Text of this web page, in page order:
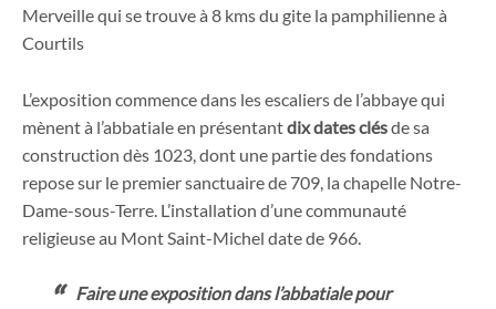
Merveille qui se trouve à 8 kms du gite la pamphilienne à
Courtils
L’exposition commence dans les escaliers de l’abbaye qui
mènent à l’abbatiale en présentantdix dates clésde sa
construction dès 1023, dont une partie des fondations
repose sur le premier sanctuaire de 709, la chapelle Notre-
Dame-sous-Terre. L’installation d’une communauté
religieuse au Mont Saint-Michel date de 966.
Faire une exposition dans l’abbatiale pour